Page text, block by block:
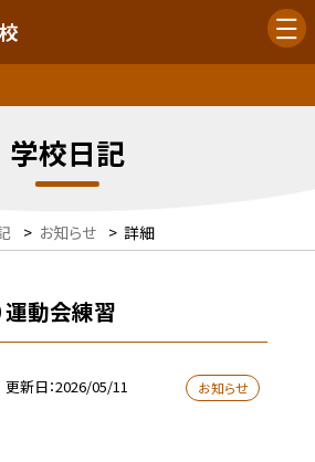
学校日記
> お知らせ > 詳細
運動会練習
更新日 2026/05/11 お知らせ